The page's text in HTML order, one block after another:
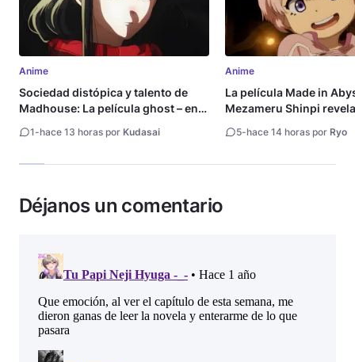
Anime
Sociedad distópica y talento de
Madhouse: La película ghost – end
1-hace 13 horas por Kudasai
Anime
La película Made in
Mezameru Shinpi
5-hace 14 horas por Ryo
Déjanos un comentario